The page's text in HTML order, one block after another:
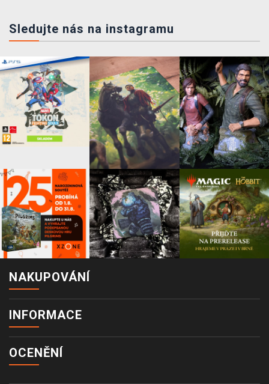
Sledujte nás na instagramu
NAKUPOVÁNÍ
INFORMACE
OCENĚNÍ